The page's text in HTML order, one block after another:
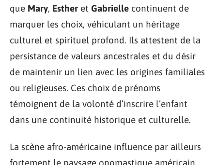
que Mary, Esther et Gabrielle continuent de
marquer les choix, véhiculant un héritage
culturel et spirituel profond. Ils attestent de la
persistance de valeurs ancestrales et du désir
de maintenir un lien avec les origines familiales
ou religieuses. Ces choix de prénoms
témoignent de la volonté d’inscrire l’enfant
dans une continuité historique et culturelle.
La scène afro-américaine influence par ailleurs
fortement le paysage onomastique américain.